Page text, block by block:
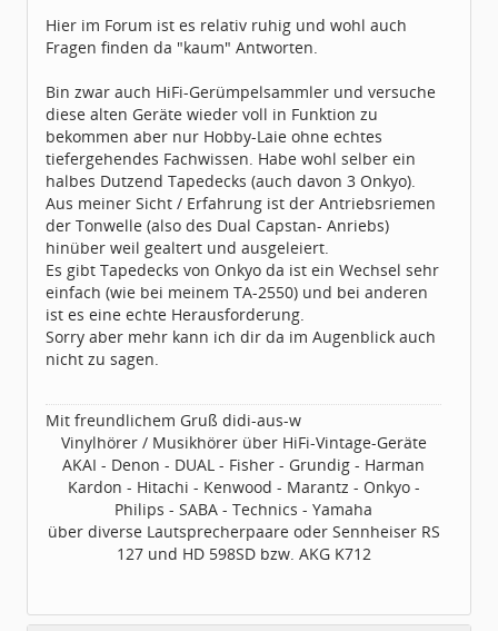
Hier im Forum ist es relativ ruhig und wohl auch
Fragen finden da "kaum" Antworten.
Bin zwar auch HiFi-Gerümpelsammler und versuche
diese alten Geräte wieder voll in Funktion zu
bekommen aber nur Hobby-Laie ohne echtes
tiefergehendes Fachwissen. Habe wohl selber ein
halbes Dutzend Tapedecks (auch davon 3 Onkyo).
Aus meiner Sicht / Erfahrung ist der Antriebsriemen
der Tonwelle (also des Dual Capstan- Anriebs)
hinüber weil gealtert und ausgeleiert.
Es gibt Tapedecks von Onkyo da ist ein Wechsel sehr
einfach (wie bei meinem TA-2550) und bei anderen
ist es eine echte Herausforderung.
Sorry aber mehr kann ich dir da im Augenblick auch
nicht zu sagen.
Mit freundlichem Gruß didi-aus-w
Vinylhörer / Musikhörer über HiFi-Vintage-Geräte
AKAI - Denon - DUAL - Fisher - Grundig - Harman
Kardon - Hitachi - Kenwood - Marantz - Onkyo -
Philips - SABA - Technics - Yamaha
über diverse Lautsprecherpaare oder Sennheiser RS
127 und HD 598SD bzw. AKG K712